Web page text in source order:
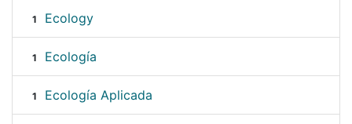
1 Ecology
1 Ecología
1 Ecología Aplicada